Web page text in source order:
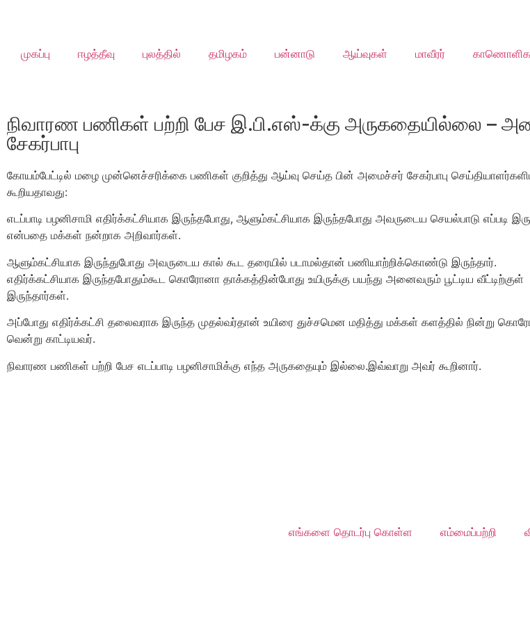
முகப்பு ஈழத்தீவு புலத்தில் தமிழகம் பன்னாடு ஆய்வுகள் மாவீரர்
நிவாரண பணிகள் பற்றி பேச இ.பி.எஸ்-க்கு அருகதையில்லை –
சேகர்பாபு
கோயம்பேட்டில் மழை முன்னெச்சரிக்கை பணிகள் குறித்து ஆய்வு செய்த பின் அமைச்சர் சேகர்பாபு
கூறியதாவது:
எடப்பாடி பழனிசாமி எதிர்க்கட்சியாக இருந்தபோது, ஆளும்கட்சியாக இருந்தபோது அவருடைய செயல்பாடு எப்படி
என்பதை மக்கள் நன்றாக அறிவார்கள்.
ஆளும்கட்சியாக இருந்துபோது அவருடைய கால் கூட தரையில் படாமல்தான் பணியாற்றிக்கொண்டு இருந்தார்.
எதிர்க்கட்சியாக இருந்தபோதும்கூட கொரோனா தாக்கத்தின்போது உயிருக்கு பயந்து அனைவரும் பூட்டிய வீட்டிற்குள்
இருந்தார்கள்.
அப்போது எதிர்க்கட்சி தலைவராக இருந்த முதல்வர்தான் உயிரை துச்சமென மதித்து மக்கள் களத்தில் நின்று
வென்று காட்டியவர்.
நிவாரண பணிகள் பற்றி பேச எடப்பாடி பழனிசாமிக்கு எந்த அருகதையும் இல்லை.இவ்வாறு அவர் கூறினார்.
எங்களை தொடர்பு கொள்ள எம்மைப்பற்றி